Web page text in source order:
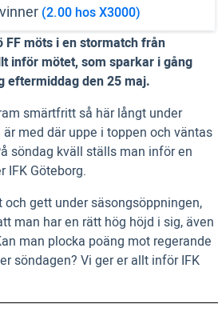
(2.00 hos X3000)
FF möts i en stormatch från
inför mötet, som sparkar i gång
eftermiddag den 25 maj.
smärtfritt så här långt under
med där uppe i toppen och väntas
söndag kväll ställs man inför en
IFK Göteborg.
och gett under säsongsöppningen,
man har en rätt hög höjd i sig, även
man plocka poäng mot regerande
söndagen? Vi ger er allt inför IFK